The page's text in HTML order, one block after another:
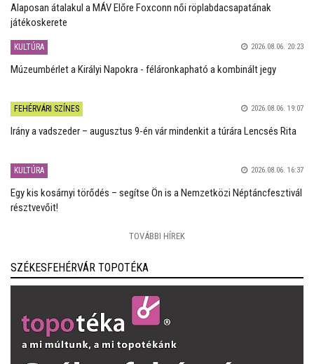
Alaposan átalakul a MÁV Előre Foxconn női röplabdacsapatának
játékoskerete
KULTÚRA 2026.08.06. 20:23
Múzeumbérlet a Királyi Napokra - féláronkapható a kombinált jegy
FEHÉRVÁRI SZÍNES 2026.08.06. 19:07
Irány a vadszeder – augusztus 9-én vár mindenkit a túrára Lencsés Rita
KULTÚRA 2026.08.06. 16:37
Egy kis kosárnyi törődés – segítse Ön is a Nemzetközi Néptáncfesztivál
résztvevőit!
TOVÁBBI HÍREK
SZÉKESFEHÉRVÁR TOPOTÉKA